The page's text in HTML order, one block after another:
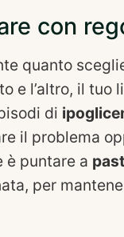
con
quanto
e l’altro, il tuo
di
il problema
è puntare a
per